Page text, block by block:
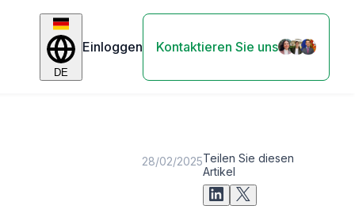
DE
Einloggen Kontaktieren Sie uns
28/02/2025Teilen Sie diesen
Artikel